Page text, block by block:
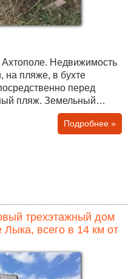
Недвижимость
на пляже, в бухте
перед
пляж. Земельный
отеля на
кв.м. на каждом этаже, из
остаются свободными.
разрешенная площадь
Подробнее »
трехэтажный дом
всего в 14 км от